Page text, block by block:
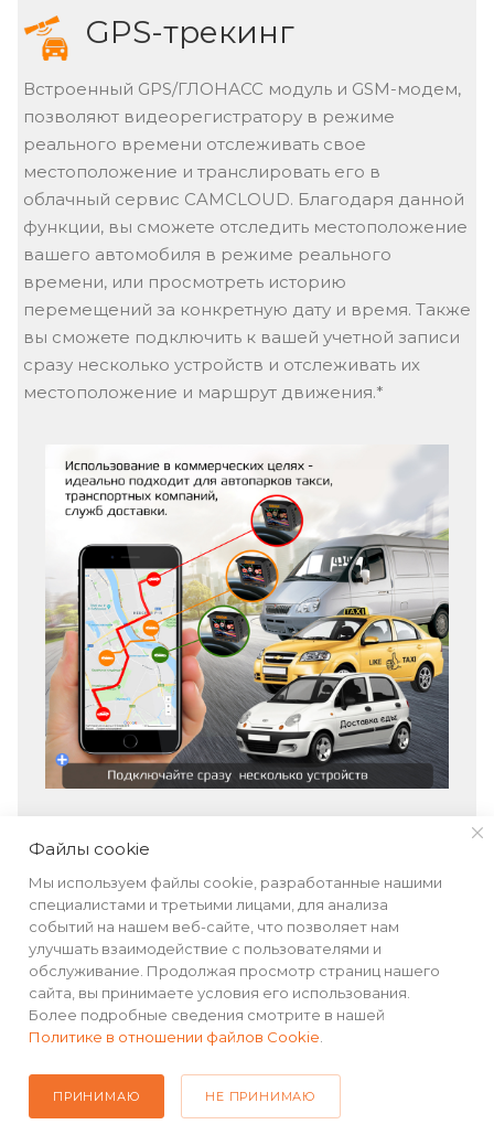
GPS-трекинг
Встроенный GPS/ГЛОНАСС модуль и GSM-модем,
позволяют видеорегистратору в режиме
реального времени отслеживать свое
облачный сервис CAMCLOUD. Благодаря данной
функции, вы сможете отследить местоположение
вашего автомобиля в режиме реального
времени, или просмотреть историю
перемещений за конкретную дату и время. Также
вы сможете подключить к вашей учетной записи
сразу несколько устройств и отслеживать их
местоположение и маршрут движения.*
*Обновление приложения с подключением
нескольких устройств находится в разработке
Файлы cookie
Мы используем файлы cookie, разработанные нашими
специалистами и третьими лицами, для анализа
событий на нашем веб-сайте, что позволяет нам
улучшать взаимодействие с пользователями и
обслуживание. Продолжая просмотр страниц нашего
сайта, вы принимаете условия его использования.
Более подробные сведения смотрите в нашей
Политике в отношении файлов Cookie
ПРИНИМАЮ НЕ ПРИНИМАЮ